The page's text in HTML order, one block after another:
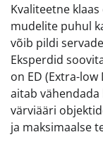
Kvaliteetne
mudelite puhul
võib pildi
Eksperdid
on ED (Extra-
aitab
värviääri
ja maksimaalse